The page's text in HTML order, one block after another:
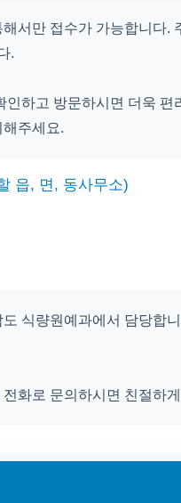
서만 접수가 가능합니다.
.
인하고 방문하시면 더욱 편
주세요.
읍, 면, 동사무소)
식량원예과에서 담당합
화로 문의하시면 친절하